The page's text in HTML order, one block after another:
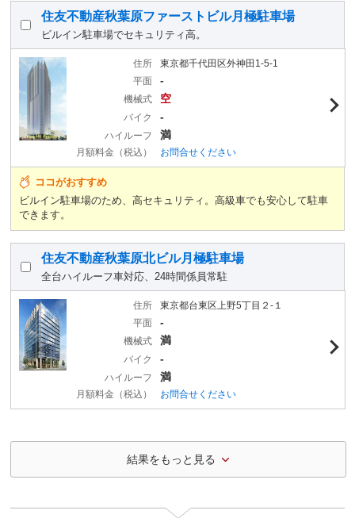
住友不動産秋葉原ファーストビル月極駐車場
ビルイン駐車場でセキュリティ高。
住所
東京都千代田区外神田1-5-1
平面
-
機械式 空
バイク -
ハイルーフ 満
月額料金（税込） お問合せください
ココがおすすめ
ビルイン駐車場のため、高セキュリティ。高級車でも安心して駐車
できます。
住友不動産秋葉原北ビル月極駐車場
全台ハイルーフ車対応、24時間係員常駐
住所
東京都台東区上野5丁目２-１
平面
-
機械式 満
バイク -
ハイルーフ 満
月額料金（税込） お問合せください
結果をもっと見る